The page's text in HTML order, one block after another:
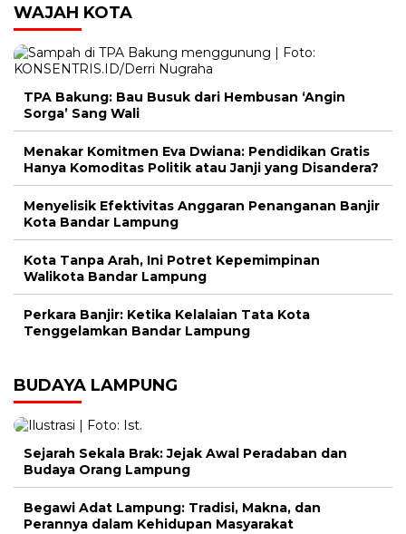
WAJAH KOTA
TPA Bakung: Bau Busuk dari Hembusan ‘Angin
Sorga’ Sang Wali
Menakar Komitmen Eva Dwiana: Pendidikan Gratis
Hanya Komoditas Politik atau Janji yang Disandera?
Menyelisik Efektivitas Anggaran Penanganan Banjir
Kota Bandar Lampung
Kota Tanpa Arah, Ini Potret Kepemimpinan
Walikota Bandar Lampung
Perkara Banjir: Ketika Kelalaian Tata Kota
Tenggelamkan Bandar Lampung
BUDAYA LAMPUNG
Sejarah Sekala Brak: Jejak Awal Peradaban dan
Budaya Orang Lampung
Begawi Adat Lampung: Tradisi, Makna, dan
Perannya dalam Kehidupan Masyarakat